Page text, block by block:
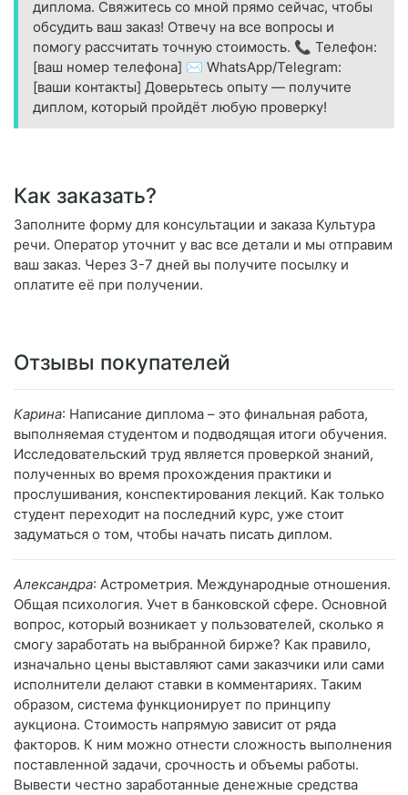
диплома. Свяжитесь со мной прямо сейчас, чтобы
обсудить ваш заказ! Отвечу на все вопросы и
помогу рассчитать точную стоимость. 📞 Телефон:
[ваш номер телефона] ✉️ WhatsApp/Telegram:
[ваши контакты] Доверьтесь опыту — получите
диплом, который пройдёт любую проверку!
Как заказать?
Заполните форму для консультации и заказа Культура
речи. Оператор уточнит у вас все детали и мы отправим
ваш заказ. Через 3-7 дней вы получите посылку и
оплатите её при получении.
Отзывы покупателей
Карина: Написание диплома – это финальная работа,
выполняемая студентом и подводящая итоги обучения.
Исследовательский труд является проверкой знаний,
полученных во время прохождения практики и
прослушивания, конспектирования лекций. Как только
студент переходит на последний курс, уже стоит
задуматься о том, чтобы начать писать диплом.
Александра: Астрометрия. Международные отношения.
Общая психология. Учет в банковской сфере. Основной
вопрос, который возникает у пользователей, сколько я
смогу заработать на выбранной бирже? Как правило,
изначально цены выставляют сами заказчики или сами
исполнители делают ставки в комментариях. Таким
образом, система функционирует по принципу
аукциона. Стоимость напрямую зависит от ряда
факторов. К ним можно отнести сложность выполнения
поставленной задачи, срочность и объемы работы.
Вывести честно заработанные денежные средства